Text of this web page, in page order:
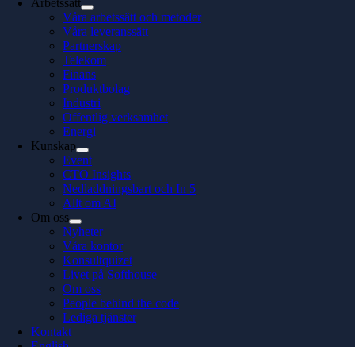
Arbetssätt
Våra arbetssätt och metoder
Våra leveranssätt
Partnerskap
Telekom
Finans
Produktbolag
Industri
Offentlig verksamhet
Energi
Kunskap
Event
CTO Insights
Nedladdningsbart och In 5
Allt om AI
Om oss
Nyheter
Våra kontor
Konsultquizet
Livet på Softhouse
Om oss
People behind the code
Lediga tjänster
Kontakt